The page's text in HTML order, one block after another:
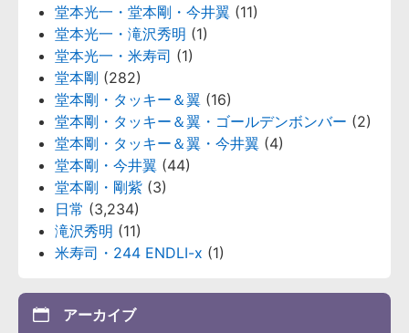
堂本光一・堂本剛・今井翼 (11)
堂本光一・滝沢秀明 (1)
堂本光一・米寿司 (1)
堂本剛 (282)
堂本剛・タッキー＆翼 (16)
堂本剛・タッキー＆翼・ゴールデンボンバー (2)
堂本剛・タッキー＆翼・今井翼 (4)
堂本剛・今井翼 (44)
堂本剛・剛紫 (3)
日常 (3,234)
滝沢秀明 (11)
米寿司・244 ENDLI-x (1)
アーカイブ